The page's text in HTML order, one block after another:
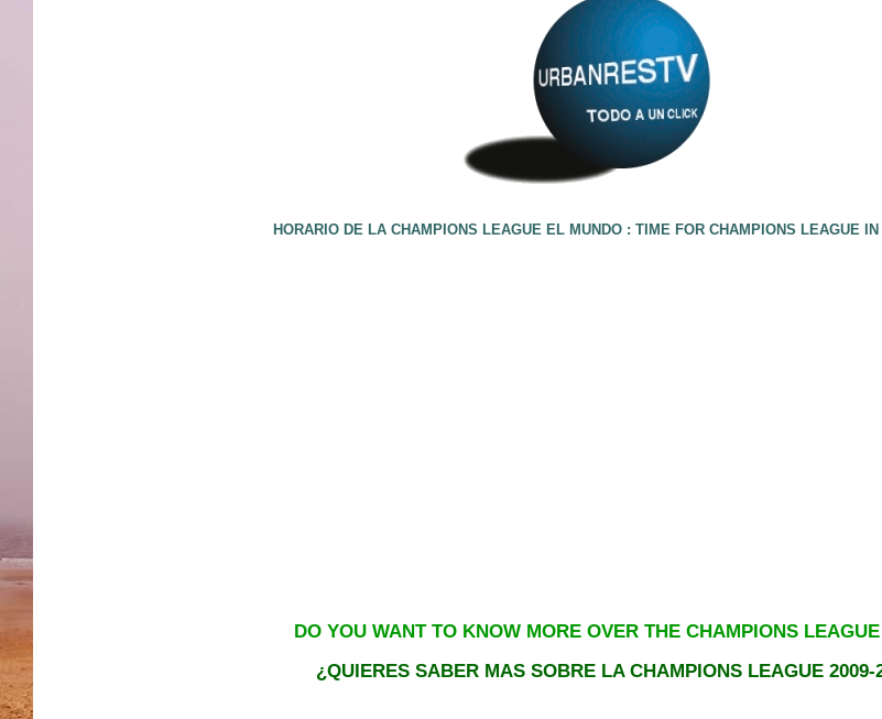
HORARIO DE LA CHAMPIONS LEAGUE EL MUNDO : TIME FOR CHAMPIONS LEAGUE
DO YOU WANT TO KNOW MORE OVER THE CHAMPIONS
¿QUIERES SABER MAS SOBRE LA CHAMPIONS LEAGUE 2009-